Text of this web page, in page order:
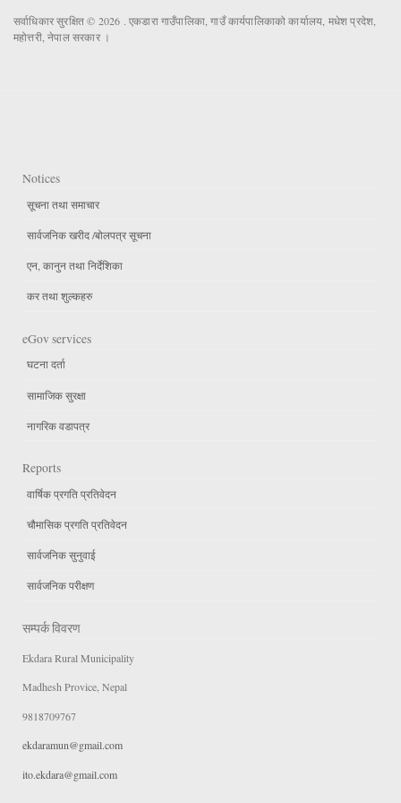
सर्वाधिकार सुरक्षित © 2026 . एकडारा गाउँपालिका, गाउँ कार्यपालिकाको कार्यालय, मधेश प्रदेश,
महोत्तरी, नेपाल सरकार ।
Notices
सूचना तथा समाचार
सार्वजनिक खरीद /बोलपत्र सूचना
एन, कानुन तथा निर्देशिका
कर तथा शुल्कहरु
eGov services
घटना दर्ता
सामाजिक सुरक्षा
नागरिक वडापत्र
Reports
वार्षिक प्रगति प्रतिवेदन
चौमासिक प्रगति प्रतिवेदन
सार्वजनिक सुनुवाई
सार्वजनिक परीक्षण
सम्पर्क विवरण
Ekdara Rural Municipality
Madhesh Provice, Nepal
9818709767
ekdaramun@gmail.com
ito.ekdara@gmail.com